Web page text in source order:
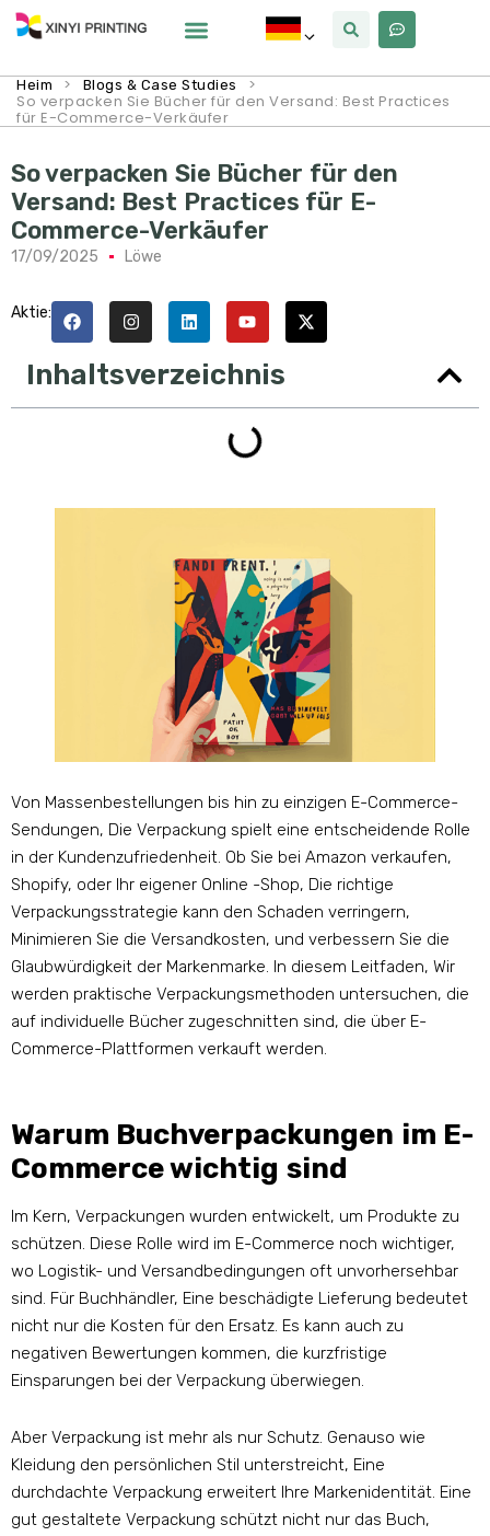
Heim > Blogs & Case Studies >
So verpacken Sie Bücher für den Versand: Best Practices
für E-Commerce-Verkäufer
So verpacken Sie Bücher für den
Versand: Best Practices für E-
Commerce-Verkäufer
17/09/2025 Löwe
Aktie:
Inhaltsverzeichnis
Von Massenbestellungen bis hin zu einzigen E-Commerce-
Sendungen, Die Verpackung spielt eine entscheidende Rolle
in der Kundenzufriedenheit. Ob Sie bei Amazon verkaufen,
Shopify, oder Ihr eigener Online -Shop, Die richtige
Verpackungsstrategie kann den Schaden verringern,
Minimieren Sie die Versandkosten, und verbessern Sie die
Glaubwürdigkeit der Markenmarke. In diesem Leitfaden, Wir
werden praktische Verpackungsmethoden untersuchen, die
auf individuelle Bücher zugeschnitten sind, die über E-
Commerce-Plattformen verkauft werden.
Warum Buchverpackungen im E-
Commerce wichtig sind
Im Kern, Verpackungen wurden entwickelt, um Produkte zu
schützen. Diese Rolle wird im E-Commerce noch wichtiger,
wo Logistik- und Versandbedingungen oft unvorhersehbar
sind. Für Buchhändler, Eine beschädigte Lieferung bedeutet
nicht nur die Kosten für den Ersatz. Es kann auch zu
negativen Bewertungen kommen, die kurzfristige
Einsparungen bei der Verpackung überwiegen.
Aber Verpackung ist mehr als nur Schutz. Genauso wie
Kleidung den persönlichen Stil unterstreicht, Eine
durchdachte Verpackung erweitert Ihre Markenidentität. Eine
gut gestaltete Verpackung schützt nicht nur das Buch,